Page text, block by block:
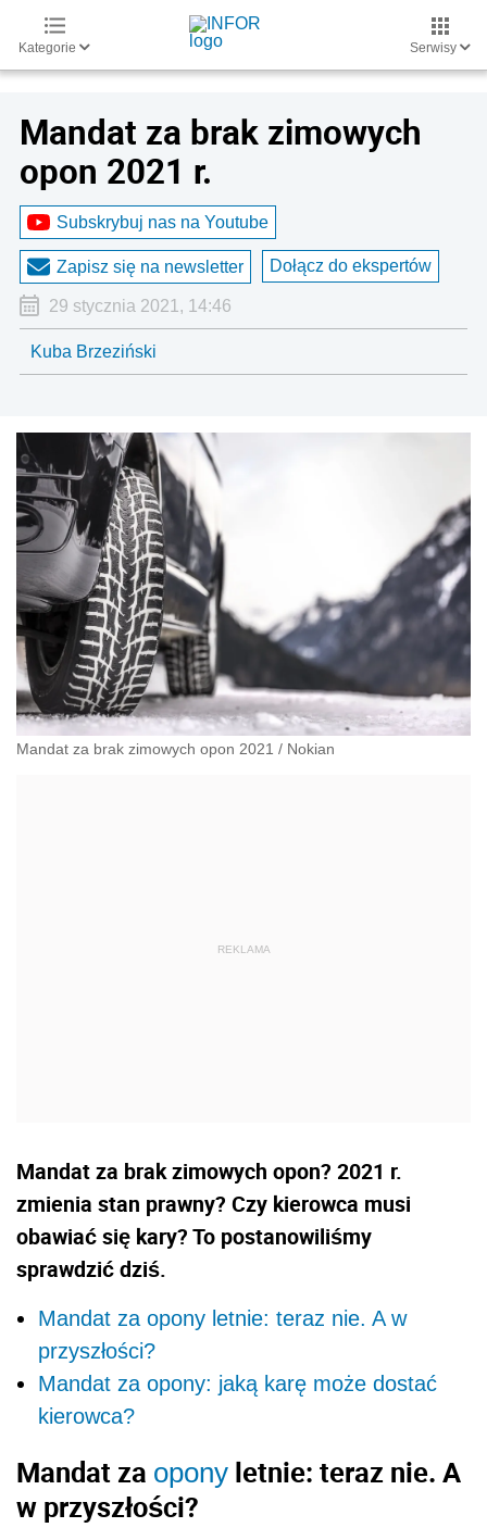
Kategorie Serwisy
Mandat za brak zimowych
opon 2021 r.
Subskrybuj nas na Youtube
Zapisz się na newsletter Dołącz do ekspertów
29 stycznia 2021, 14:46
Kuba Brzeziński
Mandat za brak zimowych opon 2021 / Nokian
Mandat za brak zimowych opon? 2021 r.
zmienia stan prawny? Czy kierowca musi
obawiać się kary? To postanowiliśmy
sprawdzić dziś.
Mandat za opony letnie: teraz nie. A w
przyszłości?
Mandat za opony: jaką karę może dostać
kierowca?
Mandat za opony letnie: teraz nie. A
w przyszłości?